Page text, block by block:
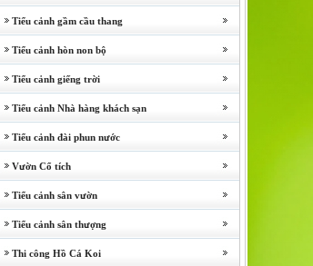
Tiểu cảnh gầm cầu thang
Tiểu cảnh hòn non bộ
Tiểu cảnh giếng trời
Tiểu cảnh Nhà hàng khách sạn
Tiểu cảnh đài phun nước
Vườn Cổ tích
Tiểu cảnh sân vườn
Tiểu cảnh sân thượng
Thi công Hồ Cá Koi